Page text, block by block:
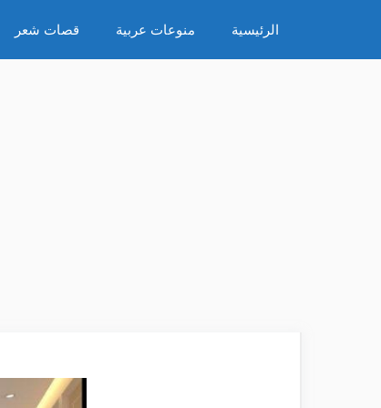
المحتوى
الرئيسية منوعات عربية قصات شعر